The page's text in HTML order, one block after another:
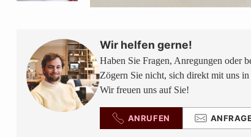
Wir helfen gerne!
Haben Sie Fragen, Anregungen oder
Zögern Sie nicht, sich direkt mit uns
Wir freuen uns auf Sie!
ANRUFEN